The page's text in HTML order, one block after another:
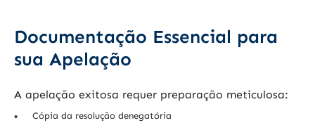
Documentação Essencial para
sua Apelação
A apelação exitosa requer preparação meticulosa:
Cópia da resolução denegatória